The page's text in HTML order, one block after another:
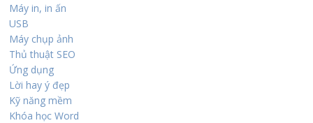
Máy in, in ấn
USB
Máy chụp ảnh
Thủ thuật SEO
Ứng dụng
Lời hay ý đẹp
Kỹ năng mềm
Khóa học Word